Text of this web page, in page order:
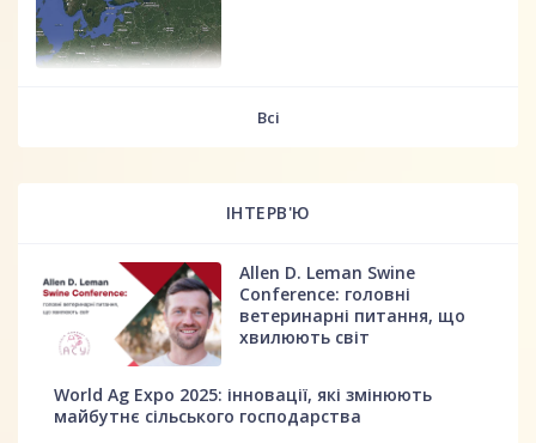
Всі
ІНТЕРВ'Ю
Allen D. Leman Swine
Conference: головні
ветеринарні питання, що
хвилюють світ
World Ag Expo 2025: інновації, які змінюють
майбутнє сільського господарства